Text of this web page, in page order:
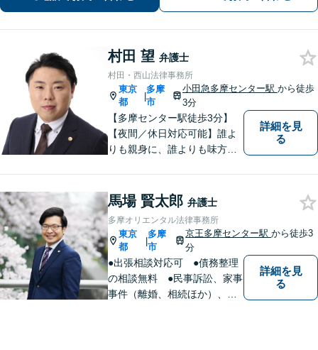
尽力【明瞭な料金体系】【休日・夜間
村田 望 弁護士
村田・西山法律事務所
東京
都
|
多摩
市
小田急多摩センター駅 から徒歩
3分
【多摩センター駅徒歩3分】
【夜間／休日対応可能】誰よ
りも親身に、誰よりも味方で
婚問題／不動産問題／刑事事
件など、幅広く対応可能。迅
速かつ適切な対応を心掛けて
おります。
詳細を見
る
馬場 賢太郎 弁護士
多摩オリエンタル法律事務所
東京
都
|
多摩
市
京王多摩センター駅から徒歩3
分
●出張相談対応可 ●債務整理
の相談無料 ●民事訴訟、家事
事件（離婚、相続ほか）、法
詳細を見
る